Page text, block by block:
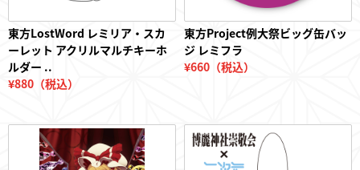
東方LostWord レミリア・スカ
ーレット アクリルマルチキーホ
ルダー ..
¥880（税込）
東方Project例大祭ビッグ缶バッ
ジ レミフラ
¥660（税込）